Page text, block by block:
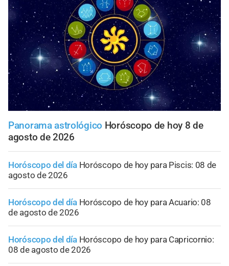
Panorama astrológico Horóscopo de hoy 8 de
agosto de 2026
Horóscopo del día Horóscopo de hoy para Piscis: 08 de
agosto de 2026
Horóscopo del día Horóscopo de hoy para Acuario: 08
de agosto de 2026
Horóscopo del día Horóscopo de hoy para Capricornio:
08 de agosto de 2026